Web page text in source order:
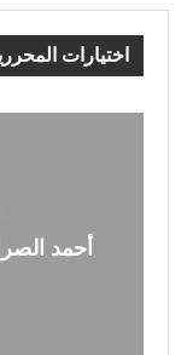
اختيارات
أحمد